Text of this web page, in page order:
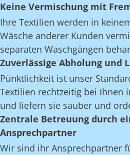
Keine Vermischung mit
Ihre Textilien werden in
Wäsche anderer Kunden
separaten Waschgängen
Zuverlässige Abholung und
Pünktlichkeit ist unser
Textilien rechtzeitig bei Ihnen
und liefern sie sauber und
Zentrale Betreuung durch
Ansprechpartner
Wir sind ihr Ansprechpartner